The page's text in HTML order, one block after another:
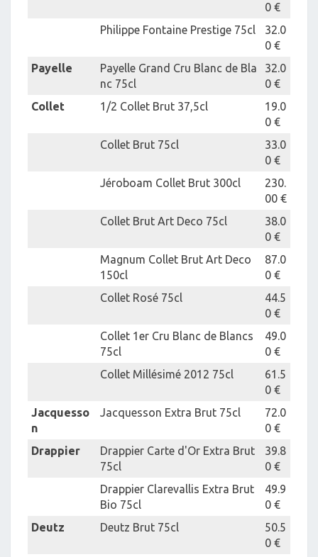
0 €
Philippe Fontaine Prestige 75cl
32.0
0 €
Payelle
Payelle Grand Cru Blanc de Bla
nc 75cl
32.0
0 €
Collet
1/2 Collet Brut 37,5cl
19.0
0 €
Collet Brut 75cl
33.0
0 €
Jéroboam Collet Brut 300cl
230.
00 €
Collet Brut Art Deco 75cl
38.0
0 €
Magnum Collet Brut Art Deco
150cl
87.0
0 €
Collet Rosé 75cl
44.5
0 €
Collet 1er Cru Blanc de Blancs
75cl
49.0
0 €
Collet Millésimé 2012 75cl
61.5
0 €
Jacquesso
n
Jacquesson Extra Brut 75cl
72.0
0 €
Drappier
Drappier Carte d'Or Extra Brut
75cl
39.8
0 €
Drappier Clarevallis Extra Brut
Bio 75cl
49.9
0 €
Deutz
Deutz Brut 75cl
50.5
0 €